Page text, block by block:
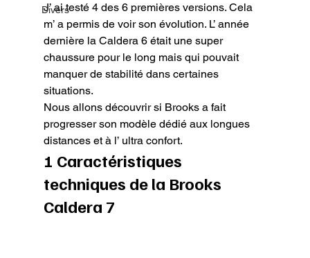
Divers
J’ ai testé 4 des 6 premières versions. Cela
m’ a permis de voir son évolution. L’ année
dernière la Caldera 6 était une super
chaussure pour le long mais qui pouvait
manquer de stabilité dans certaines
situations.
Nous allons découvrir si Brooks a fait
progresser son modèle dédié aux longues
distances et à l’ ultra confort.
1 Caractéristiques
techniques de la Brooks
Caldera 7